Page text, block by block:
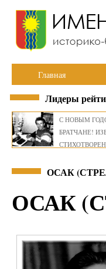
Главная
Лидеры
С НОВЫМ
БРАТЧАНЕ!
ОСАК
ОСАК